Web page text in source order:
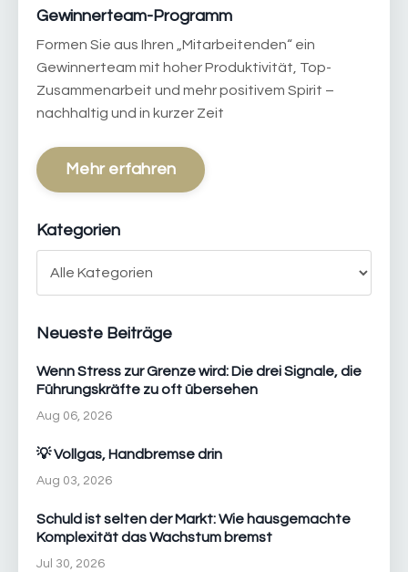
Gewinnerteam-Programm
Formen Sie aus Ihren „Mitarbeitenden“ ein
Gewinnerteam mit hoher Produktivität, Top-
Zusammenarbeit und mehr positivem Spirit –
nachhaltig und in kurzer Zeit
Mehr erfahren
Kategorien
Neueste Beiträge
Wenn Stress zur Grenze wird: Die drei Signale, die
Führungskräfte zu oft übersehen
Aug 06, 2026
💡 Vollgas, Handbremse drin
Aug 03, 2026
Schuld ist selten der Markt: Wie hausgemachte
Komplexität das Wachstum bremst
Jul 30, 2026